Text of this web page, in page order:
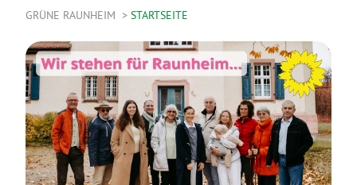
GRÜNE RAUNHEIM STARTSEITE